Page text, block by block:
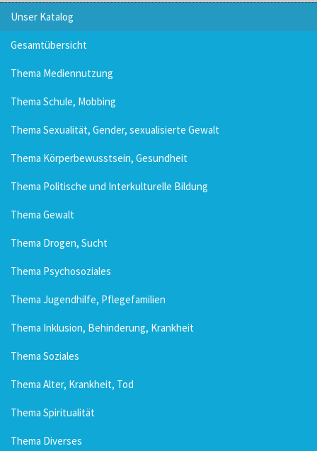
Unser Katalog
Gesamtübersicht
Thema Mediennutzung
Thema Schule, Mobbing
Thema Sexualität, Gender, sexualisierte Gewalt
Thema Körperbewusstsein, Gesundheit
Thema Politische und Interkulturelle Bildung
Thema Gewalt
Thema Drogen, Sucht
Thema Psychosoziales
Thema Jugendhilfe, Pflegefamilien
Thema Inklusion, Behinderung, Krankheit
Thema Soziales
Thema Alter, Krankheit, Tod
Thema Spiritualität
Thema Diverses